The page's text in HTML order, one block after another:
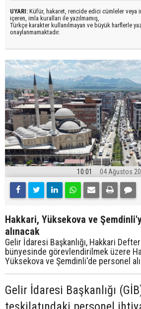
UYARI: Küfür, hakaret, rencide edici cümleler veya
içeren, imla kuralları ile yazılmamış,
Türkçe karakter kullanılmayan ve büyük harflerle
onaylanmamaktadır.
10:01 04 Ağustos
Hakkari, Yüksekova ve
alınacak
Gelir İdaresi Başkanlığı, Hakkari
bünyesinde görevlendirilmek üzere
Yüksekova ve Şemdinli'de personel
Gelir İdaresi Başkanlığı